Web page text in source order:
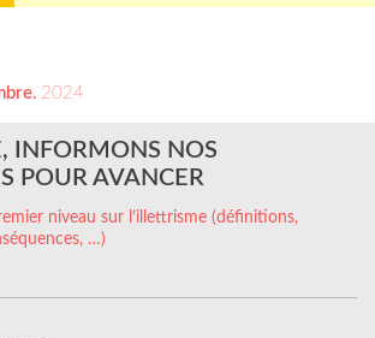
2024
INFORMONS NOS
POUR AVANCER
niveau sur l’illettrisme (définitions,
…)